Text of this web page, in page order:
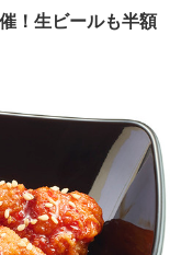
スポーツ
その他
ショッピング
！生ビールも半額